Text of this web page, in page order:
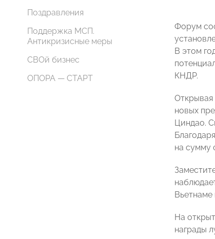
Поздравления
Поддержка МСП.
Антикризисные меры
СВОй бизнес
ОПОРА — СТАРТ
Форум
В этом
КНДР.
Открывая
новых
Циндао.
на сумму
Вьетнаме
На
награды